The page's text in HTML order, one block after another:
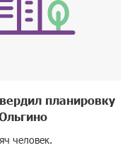
планировку
человек.